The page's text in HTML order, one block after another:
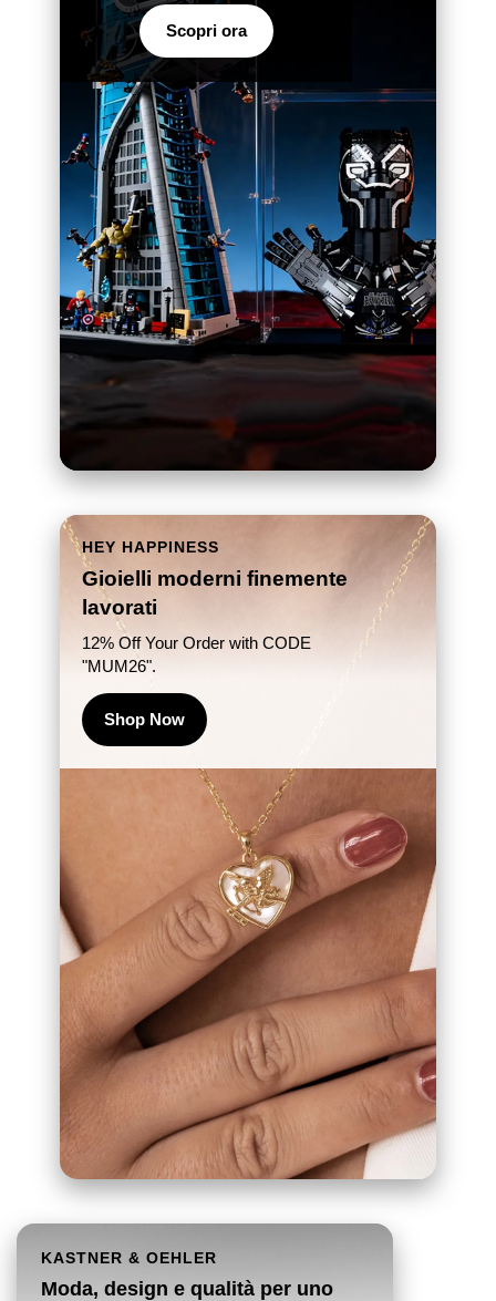
Scopri ora
HEY HAPPINESS
Gioielli moderni finemente
lavorati
12% Off Your Order with CODE
"MUM26".
Shop Now
KASTNER & OEHLER
Moda, design e qualità per uno